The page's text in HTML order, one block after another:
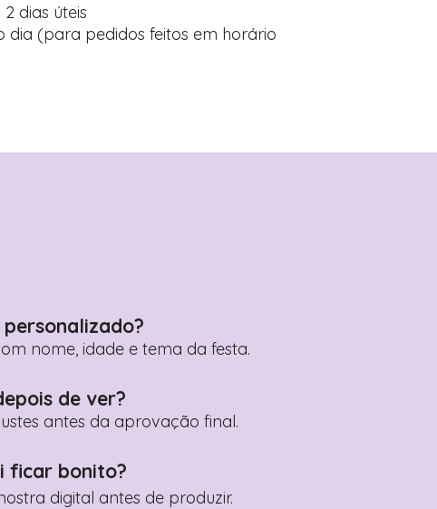
2 dias úteis
dia (para pedidos feitos em horário
nome, idade e tema da festa.
de ver?
antes da aprovação final.
ficar bonito?
digital antes de produzir.